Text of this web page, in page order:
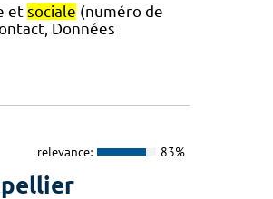
et sociale (numéro de
Données
relevance: 83%